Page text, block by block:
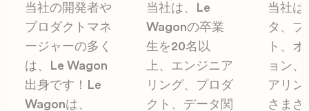
当社の開発者や
プロダクトマネ
ージャーの多く
は、Le Wagon
出身です！Le
Wagonは、
当社は、Le
Wagonの卒業
生を20名以
上、エンジニア
リング、プロダ
クト、データ関
当社は
タ、プ
ト、
ョン
アリン
さまざ